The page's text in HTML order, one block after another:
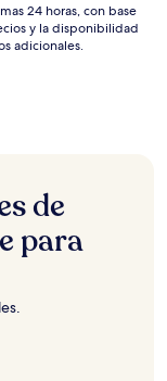
$293
24 horas, con base
y la disponibilidad
adicionales.
de
para